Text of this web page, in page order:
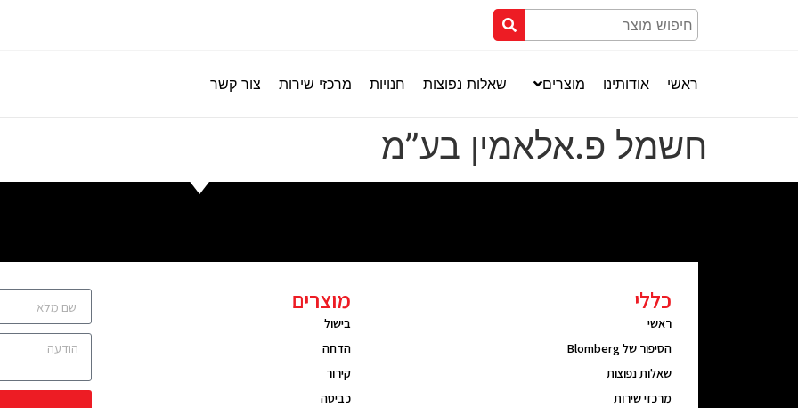
ראשי אודותינו מוצרים שאלות נפוצות חנויות מרכזי שירות צור קשר
חשמל פ.אלאמין בע”מ
כללי
ראשי
הסיפור של Blomberg
שאלות נפוצות
מרכזי שירות
מוצרים
בישול
הדחה
קירור
כביסה